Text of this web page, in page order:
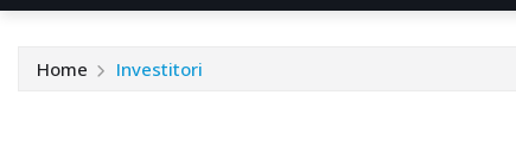
Home Investitori